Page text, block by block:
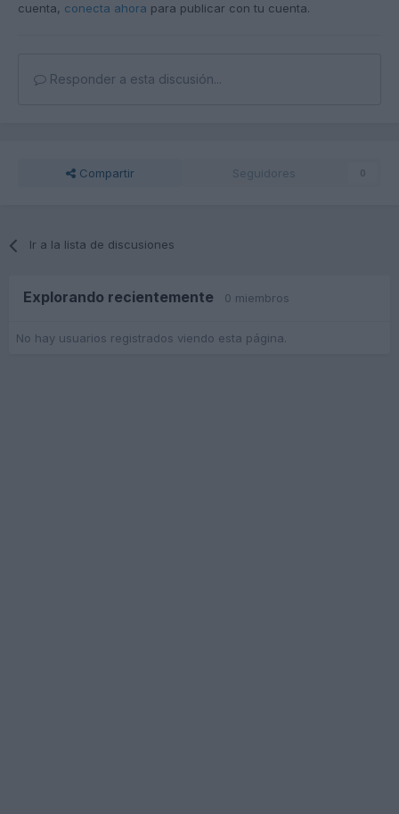
cuenta, conecta ahora para publicar con tu cuenta.
Responder a esta discusión...
Compartir Seguidores 0
Ir a la lista de discusiones
Explorando recientemente 0 miembros
No hay usuarios registrados viendo esta página.